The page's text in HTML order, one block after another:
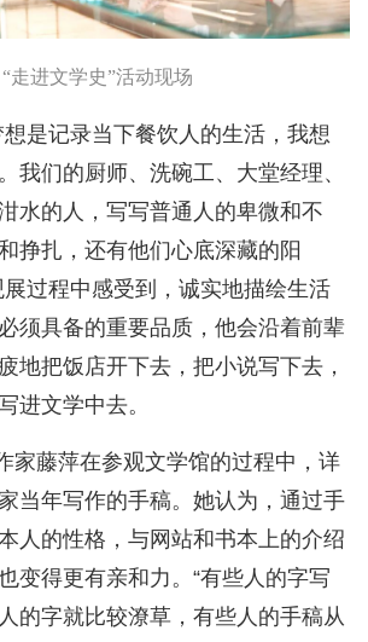
“走进文学史”活动现场
想是记录当下餐饮人的生活，我想
我们的厨师、洗碗工、大堂经理、
水的人，写写普通人的卑微和不
挣扎，还有他们心底深藏的阳
展过程中感受到，诚实地描绘生活
须具备的重要品质，他会沿着前辈
地把饭店开下去，把小说写下去，
进文学中去。
家藤萍在参观文学馆的过程中，详
当年写作的手稿。她认为，通过手
人的性格，与网站和书本上的介绍
变得更有亲和力。“有些人的字写
的字就比较潦草，有些人的手稿从